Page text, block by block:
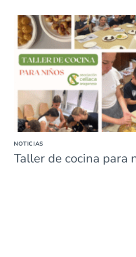
NOTICIAS
Taller de cocina para